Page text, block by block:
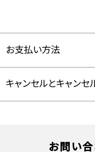
お支払い方法
お支払
キャンセルとキャンセ
お問い